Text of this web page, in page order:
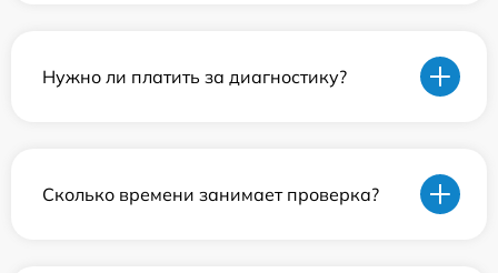
Нужно ли платить за диагностику?
Сколько времени занимает проверка?